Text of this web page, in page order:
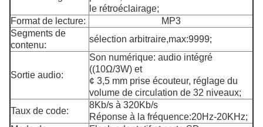
le rétroéclairage;
Format de lecture:
MP3
Segments de
contenu:
sélection arbitraire,max:9999;
Sortie audio:
Son numérique: audio intégré
((10Ω/3W) et
¢ 3,5 mm prise écouteur, réglage du
volume de circulation de 32 niveaux;
Taux de code:
8Kb/s à 320Kb/s
Réponse à la fréquence:20Hz-20KHz;